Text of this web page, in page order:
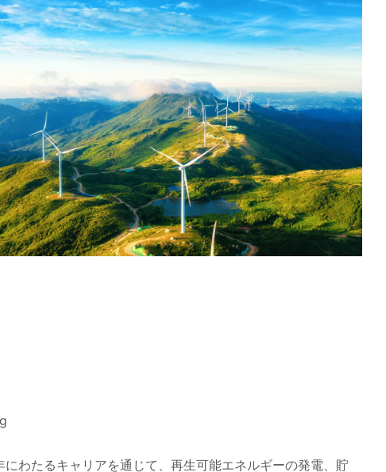
わたるキャリアを通じて、再生可能エネルギーの発電、貯